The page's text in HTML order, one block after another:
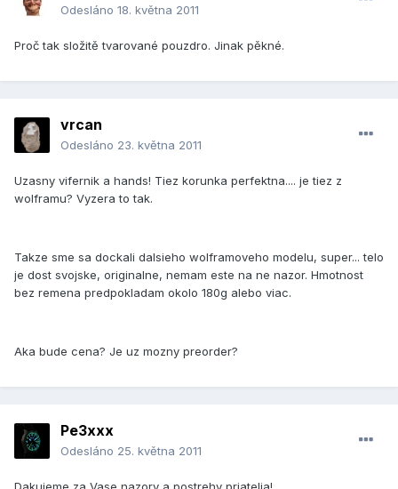
Odesláno 18. května 2011
Proč tak složitě tvarované pouzdro. Jinak pěkné.
vrcan
Odesláno 23. května 2011
Uzasny vifernik a hands! Tiez korunka perfektna.... je tiez z
wolframu? Vyzera to tak.
Takze sme sa dockali dalsieho wolframoveho modelu, super... telo
je dost svojske, originalne, nemam este na ne nazor. Hmotnost
bez remena predpokladam okolo 180g alebo viac.
Aka bude cena? Je uz mozny preorder?
Pe3xxx
Odesláno 25. května 2011